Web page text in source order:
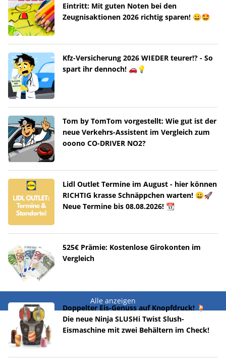
Eintritt: Mit guten Noten bei den
Zeugnisaktionen 2026 richtig sparen! 😀🤩
Kfz-Versicherung 2026 WIEDER teurer!? - So
spart ihr dennoch! 🚗💡
Tom by TomTom vorgestellt: Wie gut ist der
neue Verkehrs-Assistent im Vergleich zum
ooono CO-DRIVER NO2?
Lidl Outlet Termine im August - hier können
RICHTIG krasse Schnäppchen warten! 😀🚀
Neue Termine bis 08.08.2026! 📆
525€ Prämie: Kostenlose Girokonten im
Vergleich
Alle anzeigen
Doppelter Eis-Genuss auf Knopfdruck! 🍹
Die neue Ninja SLUSHi Twist Slush-
Eismaschine mit zwei Behältern im Check!